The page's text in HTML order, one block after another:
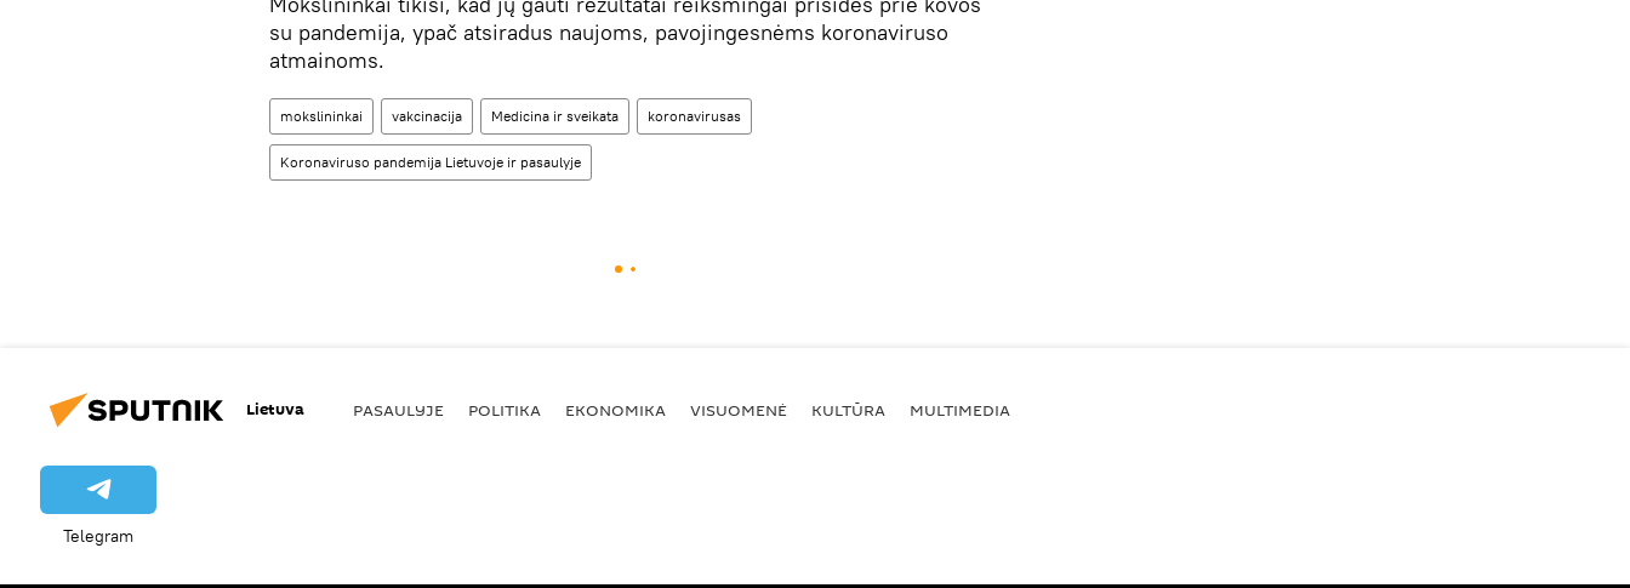
su pandemija, ypač atsiradus naujoms, pavojingesnėms koronaviruso
atmainoms.
mokslininkai vakcinacija Medicina ir sveikata koronavirusas
Koronaviruso pandemija Lietuvoje ir pasaulyje
Lietuva PASAULYJE POLITIKA EKONOMIKA VISUOMENĖ KULTŪRA MULTIMEDIA
Telegram